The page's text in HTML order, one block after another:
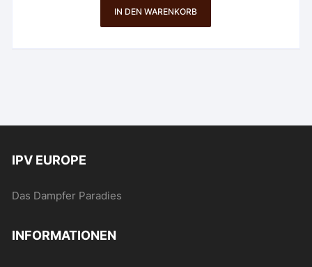
IN DEN WARENKORB
IPV EUROPE
Das Dampfer Paradies
INFORMATIONEN